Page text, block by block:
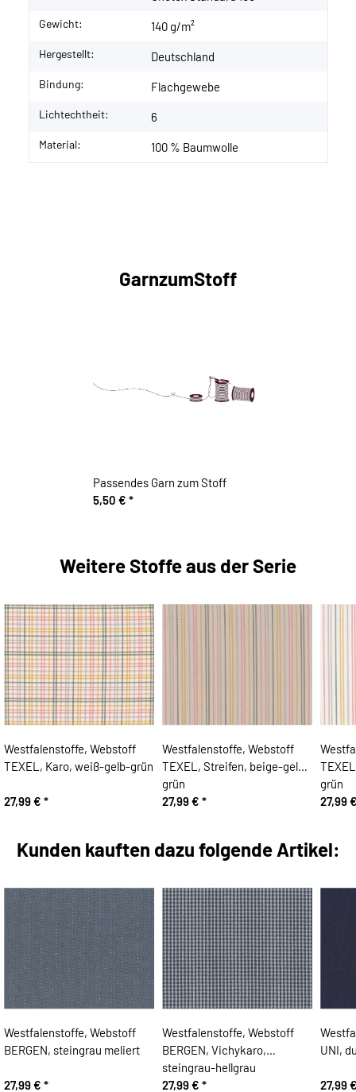
Gewicht: 140 g/m²
Hergestellt: Deutschland
Bindung: Flachgewebe
Lichtechtheit: 6
Material: 100 % Baumwolle
GarnzumStoff
Passendes Garn zum Stoff
5,50 € *
Weitere Stoffe aus der Serie
Westfalenstoffe, Webstoff
TEXEL, Karo, weiß-gelb-grün
27,99 € *
Westfalenstoffe, Webstoff
TEXEL, Streifen, beige-gelb-
grün
27,99 € *
grün
27,99
Kunden kauften dazu folgende Artikel:
Westfalenstoffe, Webstoff
BERGEN, steingrau meliert
27,99 € *
Westfalenstoffe, Webstoff
BERGEN, Vichykaro,
steingrau-hellgrau
27,99 € *
UNI,
27,99